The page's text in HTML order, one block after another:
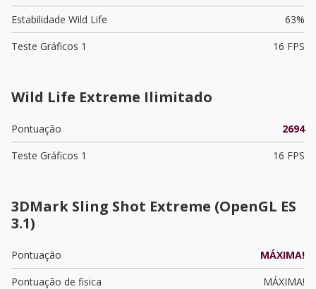
Estabilidade Wild Life
63%
Teste Gráficos 1
16 FPS
Wild Life Extreme Ilimitado
Pontuação
2694
Teste Gráficos 1
16 FPS
3DMark Sling Shot Extreme (OpenGL ES
3.1)
Pontuação
MÁXIMA!
Pontuação de fisica
MÁXIMA!